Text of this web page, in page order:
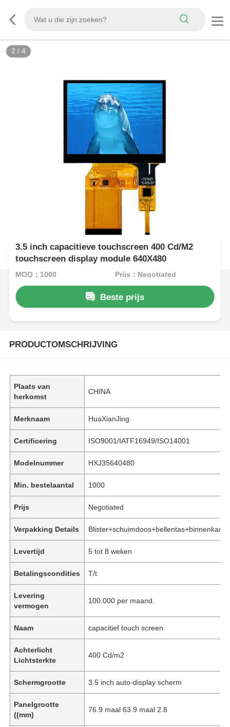
2 / 4
3.5 inch capacitieve touchscreen 400 Cd/M2
touchscreen display module 640X480
MOQ：1000 Prijs：Negotiated
Beste prijs
PRODUCTOMSCHRIJVING
Plaats van
herkomst
CHINA
Merknaam HuaXianJing
Certificering ISO9001/IATF16949/ISO14001
Modelnummer HXJ35640480
Min. bestelaantal 1000
Prijs Negotiated
Verpakking Details
Levertijd 5 tot 8 weken
Betalingscondities T/t
Levering
vermogen
100.000 per maand.
Naam capacitief touch screen
Achterlicht
Lichtsterkte
400 Cd/m2
Schermgrootte 3.5 inch auto-display scherm
Panelgrootte
((mm)
76.9 maal 63.9 maal 2.8